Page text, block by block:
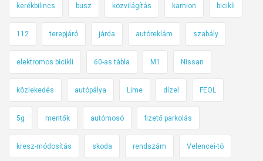
kerékbilincs busz közvilágítás kamion bicikli
112 terepjáró járda autóreklám szabály
elektromos bicikli 60-as tábla M1 Nissan
közlekedés autópálya Lime dízel FEOL
5g mentők autómosó fizető parkolás
kresz-módosítás skoda rendszám Velencei-tó